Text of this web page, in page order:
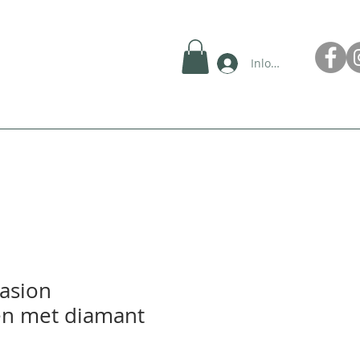
Inloggen
met diamant